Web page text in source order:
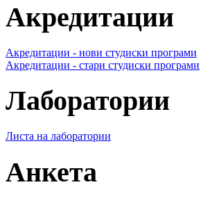
Акредитации
Акредитации - нови студиски програми
Акредитации - стари студиски програми
Лаборатории
Листа на лаборатории
Анкета